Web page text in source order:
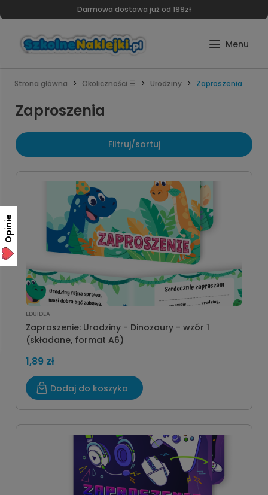
Darmowa dostawa już od 199zł
Strona główna Okoliczności ☰ Urodziny Zaproszenia
Zaproszenia
Filtruj/sortuj
EDUIDEA
Zaproszenie: Urodziny - Dinozaury - wzór 1
(składane, format A6)
1,89 zł
Dodaj do koszyka
Opinie